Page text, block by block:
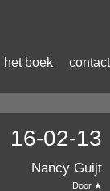
contact
het boek
16-02-13
Nancy Guijt
Door ★